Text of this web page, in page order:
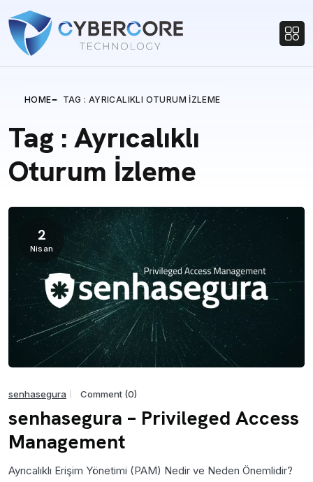
HOME TAG : AYRICALIKLI OTURUM İZLEME
Tag : Ayrıcalıklı
Oturum İzleme
2
Nisan
senhasegura Comment (0)
senhasegura – Privileged Access
Management
Ayrıcalıklı Erişim Yönetimi (PAM) Nedir ve Neden Önemlidir?